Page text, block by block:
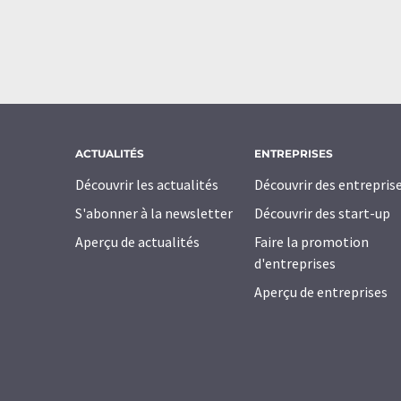
ACTUALITÉS
Découvrir les actualités
S'abonner à la newsletter
Aperçu de actualités
ENTREPRISES
Découvrir des
Découvrir des start-up
Faire la promotion
d'entreprises
Aperçu de entreprises